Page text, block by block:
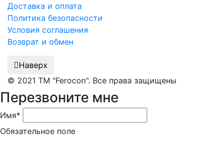
Доставка и оплата
Политика безопасности
Условия соглашения
Возврат и обмен
Наверх
© 2021 ТМ "Ferocon". Все права защищены
Перезвоните мне
Имя*
Обязательное поле